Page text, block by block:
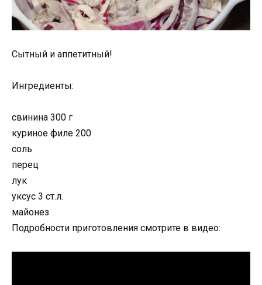
Сытный и аппетитный!
Ингредиенты:
свинина 300 г
куриное филе 200
соль
перец
лук
уксус 3 ст.л.
майонез
Подробности приготовления смотрите в видео: